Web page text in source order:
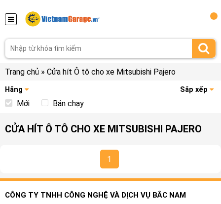
Trang chủ » Cửa hít Ô tô cho xe Mitsubishi Pajero
Hãng Sắp xếp
Mới Bán chạy
CỬA HÍT Ô TÔ CHO XE MITSUBISHI PAJERO
1
CÔNG TY TNHH CÔNG NGHỆ VÀ DỊCH VỤ BẮC NAM